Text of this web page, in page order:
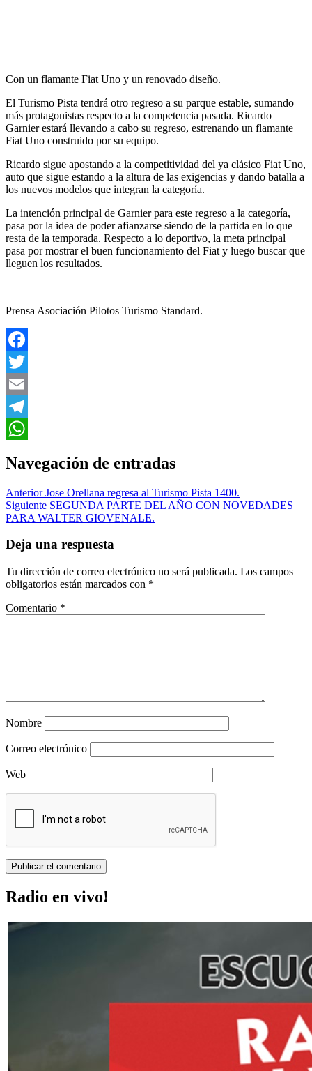
Con un flamante Fiat Uno y un renovado diseño.
El Turismo Pista tendrá otro regreso a su parque estable, sumando
más protagonistas respecto a la competencia pasada. Ricardo
Garnier estará llevando a cabo su regreso, estrenando un flamante
Fiat Uno construido por su equipo.
Ricardo sigue apostando a la competitividad del ya clásico Fiat Uno,
auto que sigue estando a la altura de las exigencias y dando batalla a
los nuevos modelos que integran la categoría.
La intención principal de Garnier para este regreso a la categoría,
pasa por la idea de poder afianzarse siendo de la partida en lo que
resta de la temporada. Respecto a lo deportivo, la meta principal
pasa por mostrar el buen funcionamiento del Fiat y luego buscar que
lleguen los resultados.
Prensa Asociación Pilotos Turismo Standard.
Facebook
Twitter
Email
Telegram
Navegación de entradas
AnteriorJose Orellana regresa al Turismo Pista 1400.
Siguiente SEGUNDA PARTE DEL AÑO CON NOVEDADES
PARA WALTER GIOVENALE.
Deja una respuesta
Tu dirección de correo electrónico no será publicada. Los campos
obligatorios están marcados con *
Comentario *
Nombre
Correo electrónico
Web
Radio en vivo!